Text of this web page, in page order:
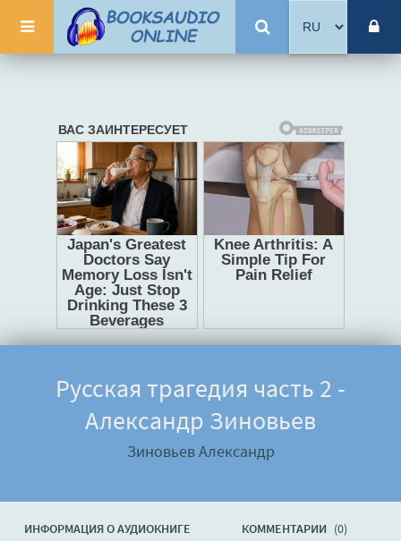
Русская трагедия часть 2 -
Александр Зиновьев
Зиновьев Александр
ИНФОРМАЦИЯ О АУДИОКНИГЕ КОММЕНТАРИИ (0)